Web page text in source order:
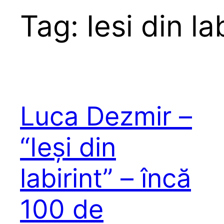
Tag: Iesi din
Luca Dezmir –
“Ieși din
labirint” – încă
100 de